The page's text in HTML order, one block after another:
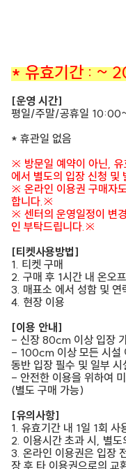
* 유효기간 : ~
[운영 시간]
평일/주말/공휴일
* 휴관일 없음
※ 방문일 예약이 아닌, 유
에서 별도의 입장 신청 및
※ 온라인 이용권 구매자
합니다.※
※ 센터의 운영일정이 변
인 부탁드립니다.※
[티켓사용방법]
1. 티켓 구매
2. 구매 후 1시간 내 온오
3. 매표소 에서 성함 및 연
4. 현장 이용
[이용 안내]
- 신장 80cm 이상 입장
- 100cm 이상 모든 시설
동반 입장 필수 및 일부
- 안전한 이용을 위하여
(별도 구매 가능)
[유의사항]
1. 유효기간 내 1일 1회 사
2. 이용시간 초과 시, 별
3. 온라인 이용권은 입장
장 후 타 이용권으로의 교